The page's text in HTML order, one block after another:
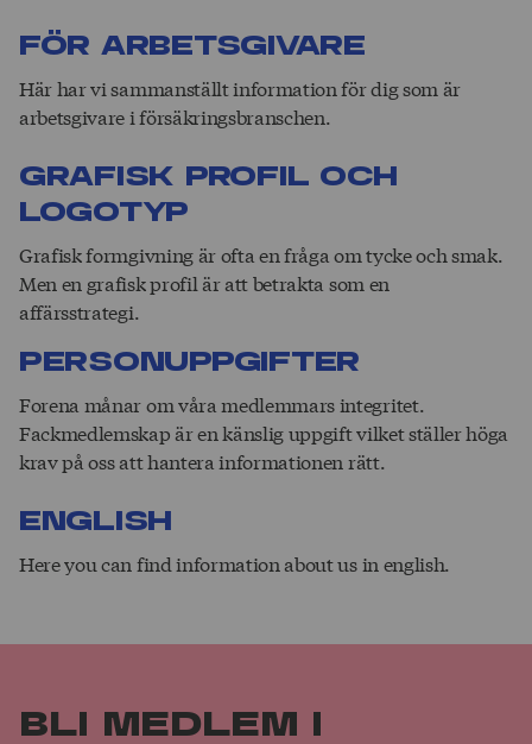
För arbets­givare
Här har vi sammanställt information för dig som är
arbetsgivare i försäkringsbranschen.
Grafisk profil och
logo­­typ
Grafisk formgivning är ofta en fråga om tycke och smak.
Men en grafisk profil är att betrakta som en
affärsstrategi.
Person­­upp­­­gifter
Forena månar om våra medlemmars integritet.
Fackmedlemskap är en känslig uppgift vilket ställer höga
krav på oss att hantera informationen rätt.
English
Here you can find information about us in english.
Bli medlem i